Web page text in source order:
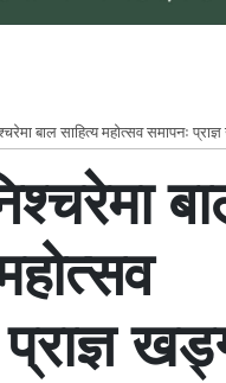
बाल साहित्य महोत्सव समापनः